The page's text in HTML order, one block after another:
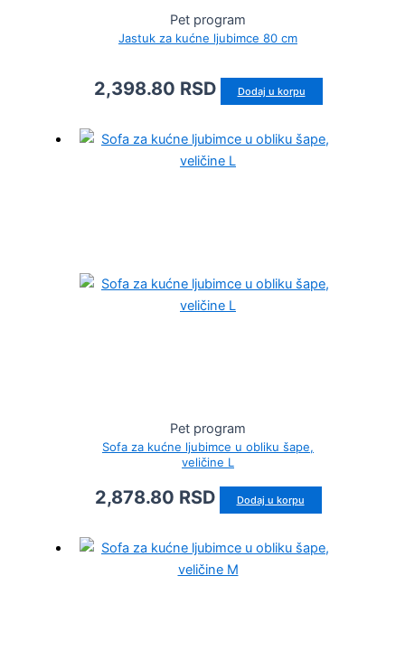
Pet program
Jastuk za kućne ljubimce 80 cm
2,398.80 RSD Dodaj u korpu
Pet program
Sofa za kućne ljubimce u obliku šape,
veličine L
2,878.80 RSD Dodaj u korpu